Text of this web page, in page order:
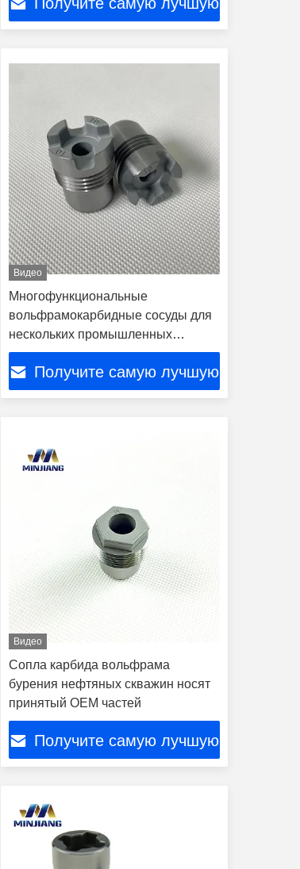
Видео
Многофункциональные
вольфрамокарбидные сосуды для
нескольких промышленных
применений
Получите самую лучшую
Видео
Сопла карбида вольфрама
бурения нефтяных скважин носят
принятый OEM частей
Получите самую лучшую